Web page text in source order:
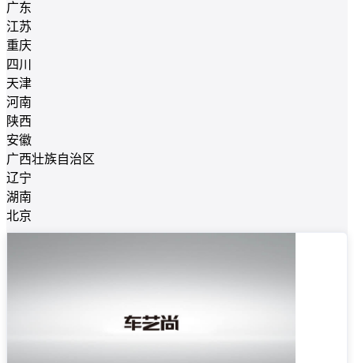
广东
江苏
重庆
四川
天津
河南
陕西
安徽
广西壮族自治区
辽宁
湖南
北京